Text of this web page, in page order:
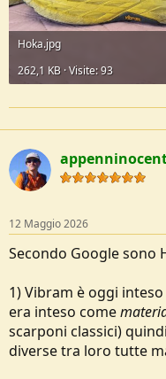
Hoka.jpg
262,1 KB · Visite: 93
12 Maggio 2026
Secondo Google sono
1) Vibram è oggi
era inteso come
scarponi classici)
diverse tra loro tutte